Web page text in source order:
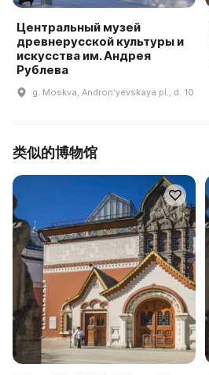
Центральный музей
древнерусской культуры и
искусства им. Андрея
Рублева
g. Moskva, Andronʹyevskaya pl., d. 10
类似的博物馆